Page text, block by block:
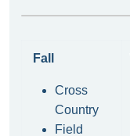
Fall
Cross
Country
Field